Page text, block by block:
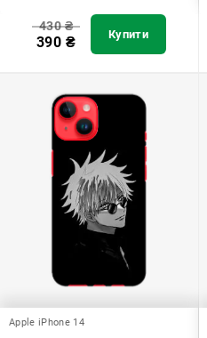
430₴
390 ₴ Купити
Apple iPhone 14